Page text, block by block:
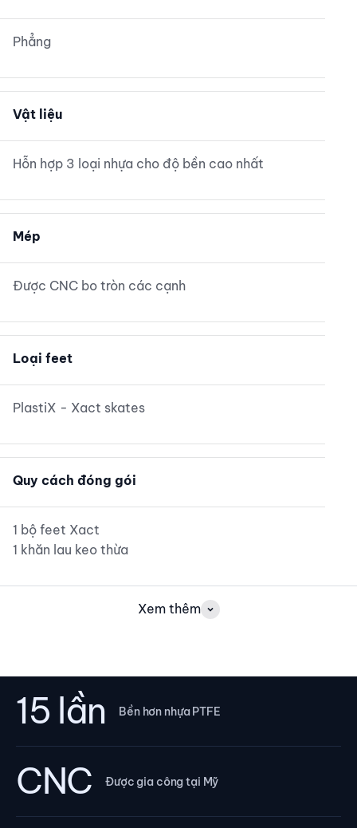
Phẳng
Vật liệu
Hỗn hợp 3 loại nhựa cho độ bền cao nhất
Mép
Được CNC bo tròn các cạnh
Loại feet
PlastiX - Xact skates
Quy cách đóng gói
1 bộ feet Xact
1 khăn lau keo thừa
Xem thêm
15 lần Bền hơn nhựa PTFE
CNC Được gia công tại Mỹ